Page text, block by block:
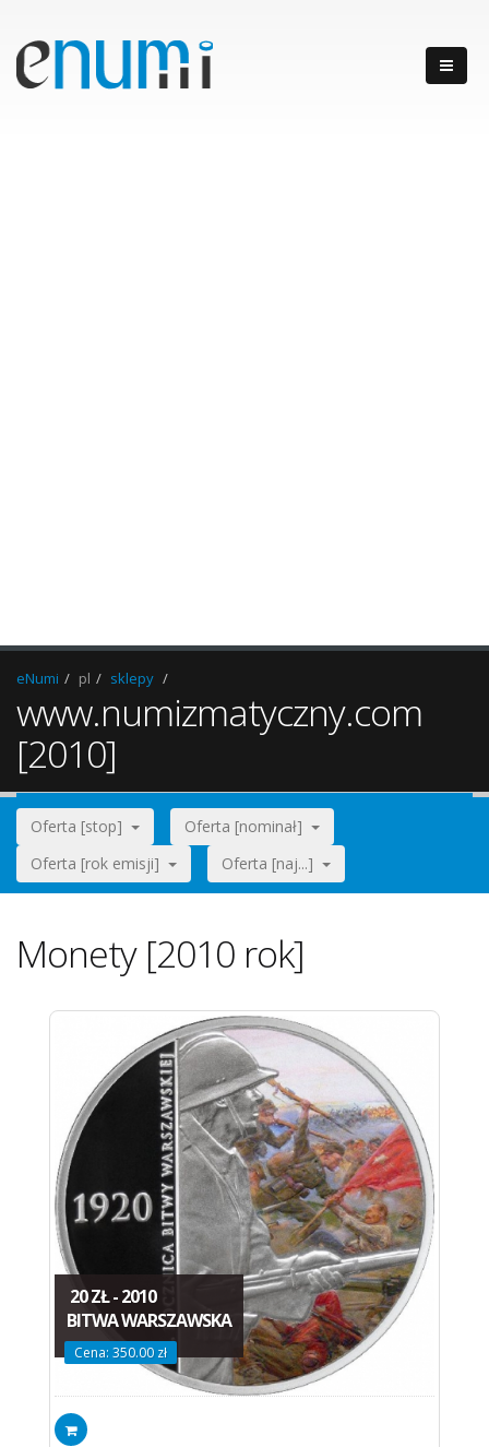
eNumi pl sklepy
www.numizmatyczny.com
[2010]
Oferta [stop]
Oferta [nominał]
Oferta [rok emisji]
Oferta [naj...]
Monety [2010 rok]
20 ZŁ - 2010
BITWA WARSZAWSKA
Cena: 350.00 zł